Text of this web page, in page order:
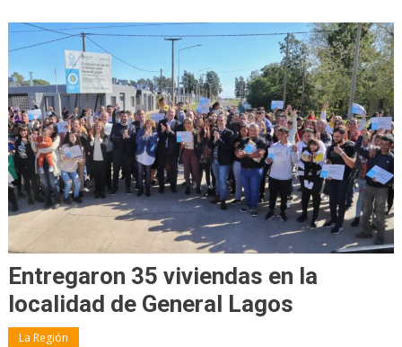
Entregaron 35 viviendas en la
localidad de General Lagos
La Región